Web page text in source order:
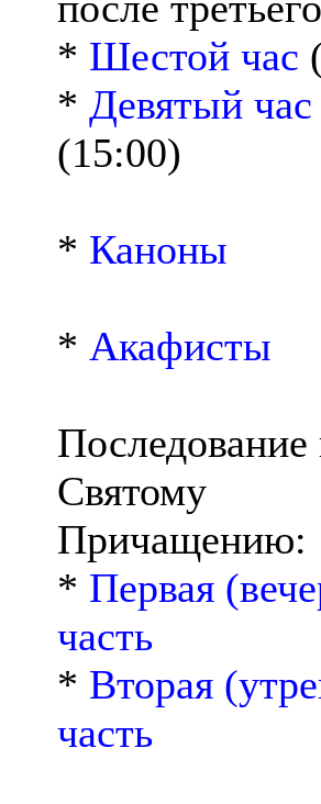
* Шестой час
* Девятый час
(15:00)
* Каноны
* Акафисты
Последование
Святому
Причащению:
* Первая
часть
* Вторая
часть